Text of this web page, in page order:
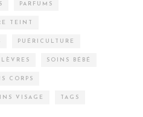
PARFUMS
TEINT
PUÉRICULTURE
SOINS BÉBÉ
CORPS
VISAGE TAGS